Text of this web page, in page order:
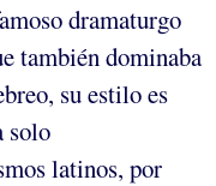
dramaturgo
también dominaba
su estilo es
solo
latinos, por